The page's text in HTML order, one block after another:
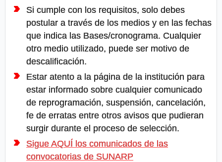
Si cumple con los requisitos, solo debes
postular a través de los medios y en las fechas
que indica las Bases/cronograma. Cualquier
otro medio utilizado, puede ser motivo de
descalificación.
Estar atento a la página de la institución para
estar informado sobre cualquier comunicado
de reprogramación, suspensión, cancelación,
fe de erratas entre otros avisos que pudieran
surgir durante el proceso de selección.
Sigue AQUÍ los comunicados de las
convocatorias de SUNARP